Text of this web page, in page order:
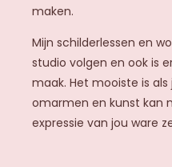
maken.
Mijn schilderlessen en
studio volgen en ook is
maak. Het mooiste is
omarmen en kunst kan
expressie van jou ware